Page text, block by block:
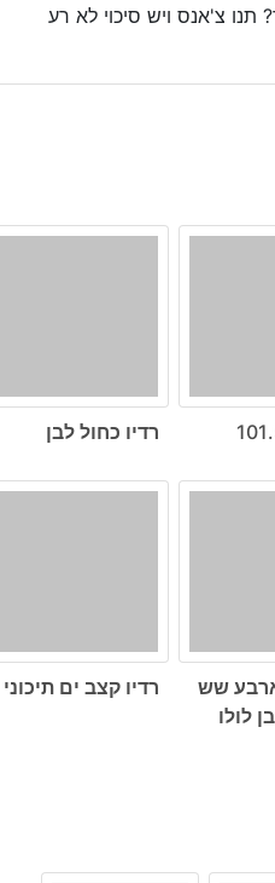
תנו צ'אנס ויש סיכוי לא רע
רדיו כחול לבן
שש
לולו
רדיו קצב ים תיכוני